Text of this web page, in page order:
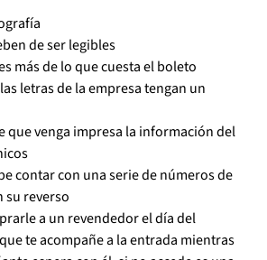
de ser legibles
más de lo que cuesta el boleto
letras de la empresa tengan un
que venga impresa la información del
contar con una serie de números de
su reverso
a un revendedor el día del
te acompañe a la entrada mientras